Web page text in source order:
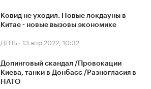
Ковид не уходил. Новые локдауны в
Китае - новые вызовы экономике
ДЕНЬ · 13 апр 2022, 10:32
Допинговый скандал /Провокации
Киева, танки в Донбасс /Разногласия в
НАТО